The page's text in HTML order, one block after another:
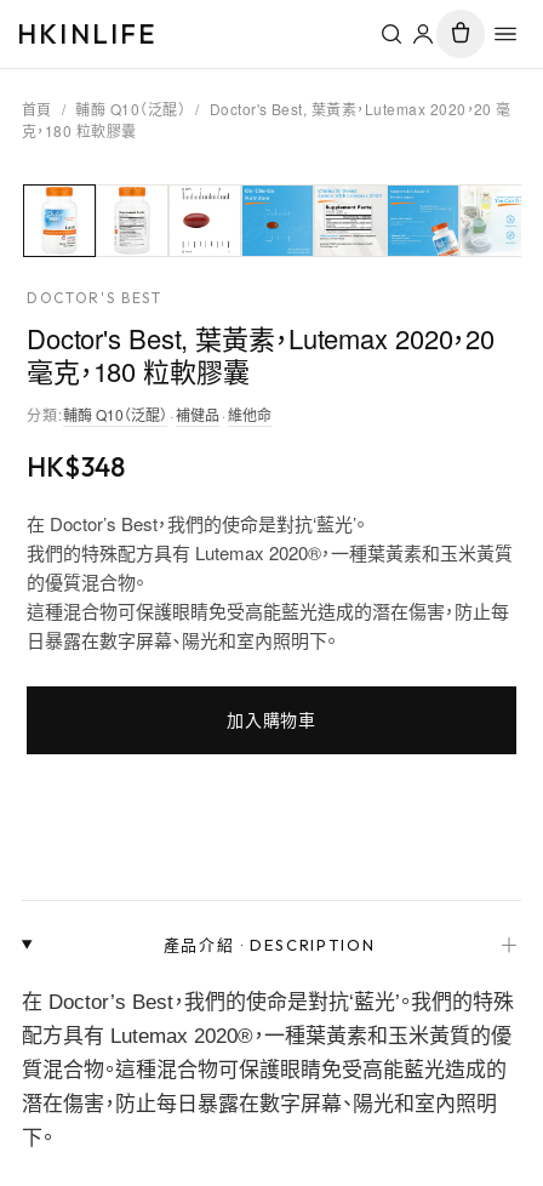
HKINLIFE
首頁 / 輔酶 Q10（泛醌） / Doctor's Best, 葉黃素，Lutemax 2020，20 毫
克，180 粒軟膠囊
DOCTOR'S BEST
Doctor's Best, 葉黃素，Lutemax 2020，20
毫克，180 粒軟膠囊
分類:輔酶 Q10（泛醌） ·補健品 ·維他命
HK$348
在 Doctor’s Best，我們的使命是對抗‘藍光’。
我們的特殊配方具有 Lutemax 2020®，一種葉黃素和玉米黃質
的優質混合物。
這種混合物可保護眼睛免受高能藍光造成的潛在傷害，防止每
日暴露在數字屏幕、陽光和室內照明下。
加入購物車
產品介紹 ·DESCRIPTION ＋
在 Doctor’s Best，我們的使命是對抗‘藍光’。我們的特殊
配方具有 Lutemax 2020®，一種葉黃素和玉米黃質的優
質混合物。這種混合物可保護眼睛免受高能藍光造成的
潛在傷害，防止每日暴露在數字屏幕、陽光和室內照明
下。